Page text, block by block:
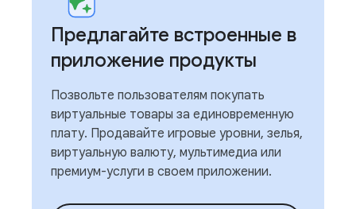
Предлагайте встроенные в
приложение продукты
Позвольте пользователям покупать
виртуальные товары за единовременную
плату. Продавайте игровые уровни, зелья,
виртуальную валюту, мультимедиа или
премиум-услуги в своем приложении.